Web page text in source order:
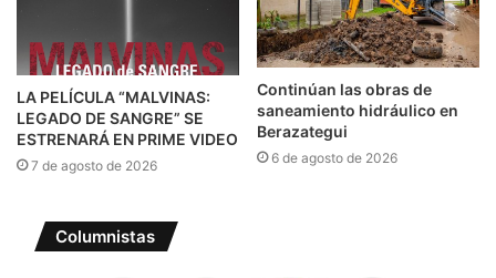
LA PELÍCULA “MALVINAS:
LEGADO DE SANGRE” SE
ESTRENARÁ EN PRIME VIDEO
7 de agosto de 2026
Continúan las obras de
saneamiento hidráulico en
Berazategui
6 de agosto de 2026
Columnistas